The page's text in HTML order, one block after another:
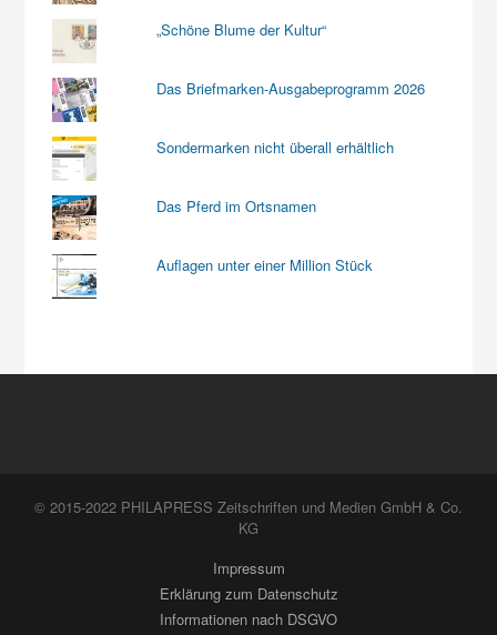
„Schöne Blume der Kultur“
Das Briefmarken-Ausgabeprogramm 2026
Sondermarken nicht überall erhältlich
Das Pferd im Ortsnamen
Auflagen unter einer Million Stück
© 2015-2022 PHILAPRESS Zeitschriften und Medien GmbH & Co.
KG
Impressum
Erklärung zum Datenschutz
Informationen nach DSGVO